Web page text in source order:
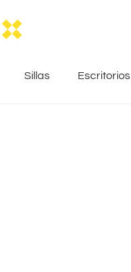
Sillas Escritorios